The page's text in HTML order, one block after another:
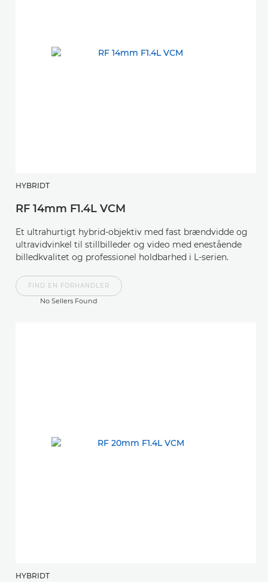
HYBRIDT
RF 14mm F1.4L VCM
Et ultrahurtigt hybrid-objektiv med fast brændvidde og
ultravidvinkel til stillbilleder og video med enestående
billedkvalitet og professionel holdbarhed i L-serien.
FIND EN FORHANDLER
No Sellers Found
HYBRIDT